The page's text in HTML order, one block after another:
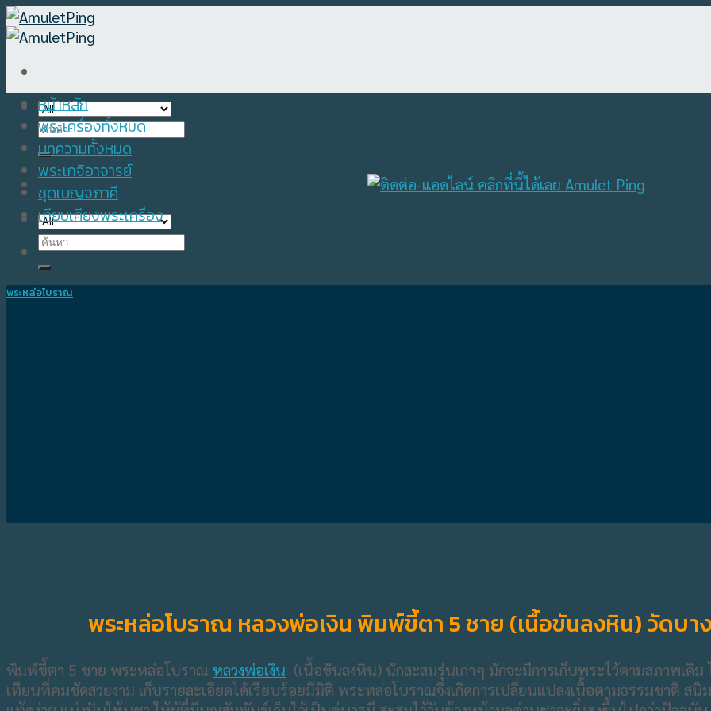
Skip
to
Search
for:
Search
หน้าหลัก
พระเครื่องทั้งหมด
บทความทั้งหมด
พระเกจิอาจารย์
ชุดเบญจภาคี
เทียบเคียงพระเครื่อง
พระหล่อโบราณ
พระหล่อโบราณ หลวงพ่อเงิน พิมพ์ขี้ตา 5 ชาย (เนื้อขันลงหิน) วัดบ
พิมพ์ขี้ตา 5 ชาย พระหล่อโบราณ หลวงพ่อเงิน (เนื้อขันลงหิน) นักสะสมรุ่นเก่าๆ มักจะมีการเก็บพระไว้ตามสภาพเดิ
เทียนที่คมชัดสวยงาม เก็บรายละเอียดได้เรียบร้อยมีมิติ พระหล่อโบราณจึงเกิดการเปลี่ยนแปลงเนื้อตามธรรมชาติ ส